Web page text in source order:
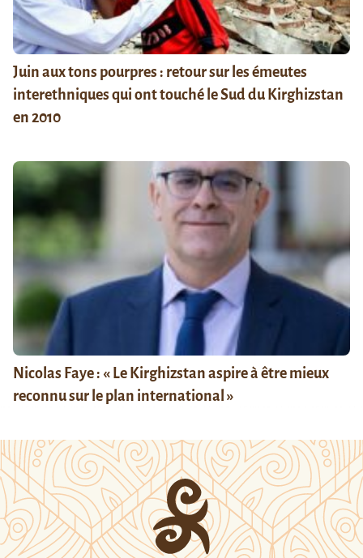
Juin aux tons pourpres : retour sur les émeutes
interethniques qui ont touché le Sud du Kirghizstan
en 2010
Nicolas Faye : « Le Kirghizstan aspire à être mieux
reconnu sur le plan international »